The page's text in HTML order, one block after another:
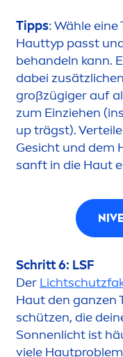
Tipps: Wähle eine
Hauttyp passt
behandeln kann.
dabei
großzügiger auf
zum Einziehen
up trägst).
Gesicht und dem
sanft in die Haut
Schritt 6: LSF
Der
Haut den ganzen
schützen, die
Sonnenlicht ist
viele